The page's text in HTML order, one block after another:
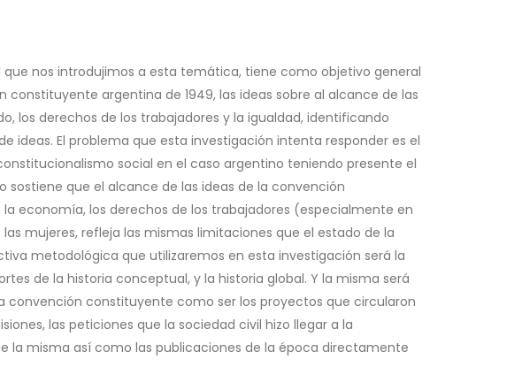
nos introdujimos a esta temática, tiene como objetivo general
argentina de 1949, las ideas sobre al alcance de las
los derechos de los trabajadores y la igualdad, identificando
ideas. El problema que esta investigación intenta responder es el
social en el caso argentino teniendo presente el
que el alcance de las ideas de la convención
economía, los derechos de los trabajadores (especialmente en
mujeres, refleja las mismas limitaciones que el estado de la
metodológica que utilizaremos en esta investigación será la
de la historia conceptual, y la historia global. Y la misma será
convención constituyente como ser los proyectos que circularon
las peticiones que la sociedad civil hizo llegar a la
la misma así como las publicaciones de la época directamente